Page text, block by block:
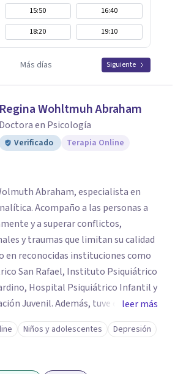
15:50
16:40
18:20 19:10
Más días Siguiente
Regina Wohltmuh Abraham
Doctora en Psicología
Verificado Terapia Online
Abraham, especialista en
Acompaño a las personas a
y a superar conflictos,
y traumas que limitan su calidad
en reconocidas instituciones como
San Rafael, Instituto Psiquiátrico
Hospital Psiquiátrico Infantil y
Juvenil. Además, tuve el
en comunidades como Olivar del
lo que me permitió conocer diversas
leer más
Niños y adolescentes
Depresión